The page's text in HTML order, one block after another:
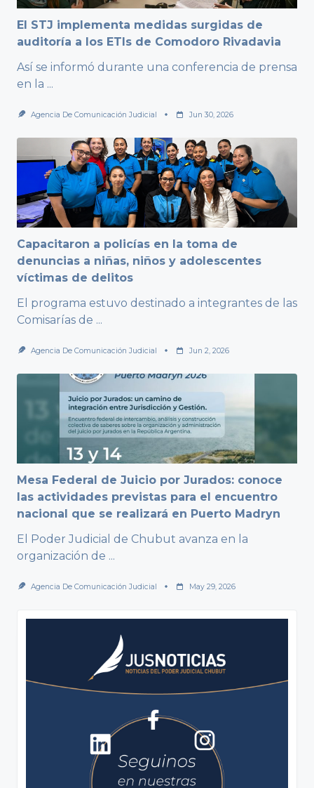
El STJ implementa medidas surgidas de
auditoría a los ETIs de Comodoro Rivadavia
Así se informó durante una conferencia de prensa
en la ...
Agencia De Comunicación Judicial Jun 30, 2026
Capacitaron a policías en la toma de
denuncias a niñas, niños y adolescentes
víctimas de delitos
El programa estuvo destinado a integrantes de las
Comisarías de ...
Agencia De Comunicación Judicial Jun 2, 2026
Mesa Federal de Juicio por Jurados: conoce
las actividades previstas para el encuentro
nacional que se realizará en Puerto Madryn
El Poder Judicial de Chubut avanza en la
organización de ...
Agencia De Comunicación Judicial May 29, 2026